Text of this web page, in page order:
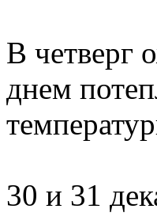
В четверг
днем
30 и 31